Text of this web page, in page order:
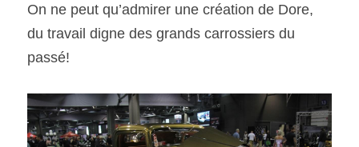
On ne peut qu’admirer une création de Dore,
du travail digne des grands carrossiers du
passé!